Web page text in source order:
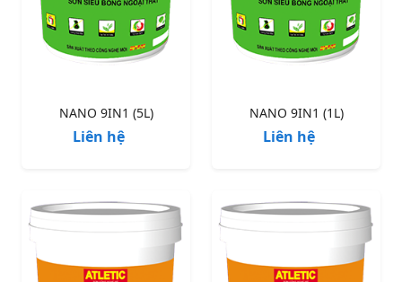
NANO 9IN1 (5L)
Liên hệ
NANO 9IN1 (1L)
Liên hệ